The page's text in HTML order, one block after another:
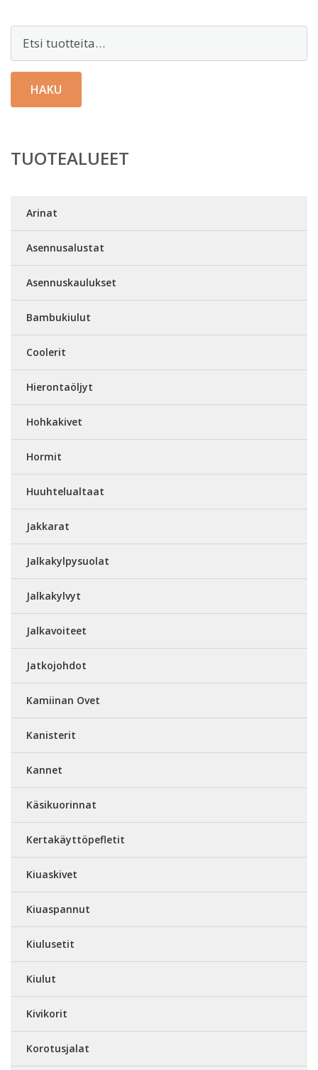
Etsi:
HAKU
TUOTEALUEET
Arinat
Asennusalustat
Asennuskaulukset
Bambukiulut
Coolerit
Hierontaöljyt
Hohkakivet
Hormit
Huuhtelualtaat
Jakkarat
Jalkakylpysuolat
Jalkakylvyt
Jalkavoiteet
Jatkojohdot
Kamiinan Ovet
Kanisterit
Kannet
Käsikuorinnat
Kertakäyttöpefletit
Kiuaskivet
Kiuaspannut
Kiulusetit
Kiulut
Kivikorit
Korotusjalat